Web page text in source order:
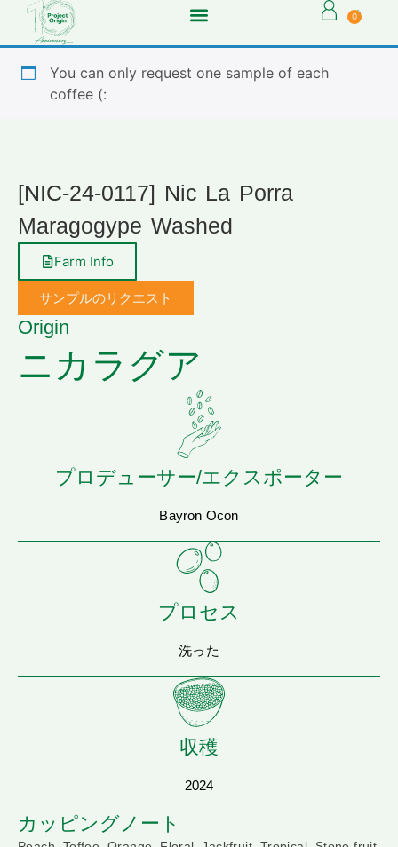
0
You can only request one sample of each
coffee (:
[NIC-24-0117] Nic La Porra
Maragogype Washed
Farm Info
サンプルのリクエスト
Origin
ニカラグア
プロデューサー/エクスポーター
Bayron Ocon
プロセス
洗った
収穫
2024
カッピングノート